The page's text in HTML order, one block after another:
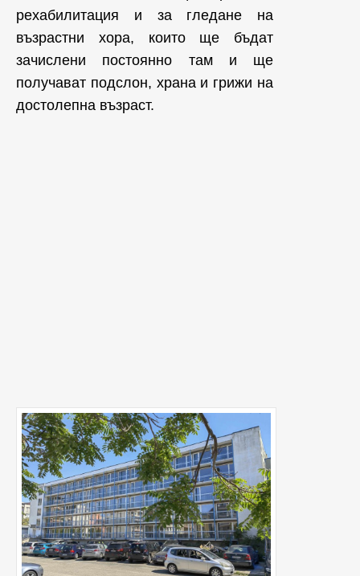
рехабилитация и за гледане на
възрастни хора, които ще бъдат
зачислени постоянно там и ще
получават подслон, храна и грижи на
достолепна възраст.